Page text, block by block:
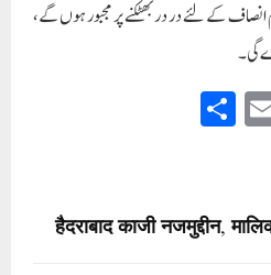
کے لئے در در بھٹکنے پر مجبور ہوں گے،
گی۔
E
m
हैदराबाद काजी नजमुद्दीन,